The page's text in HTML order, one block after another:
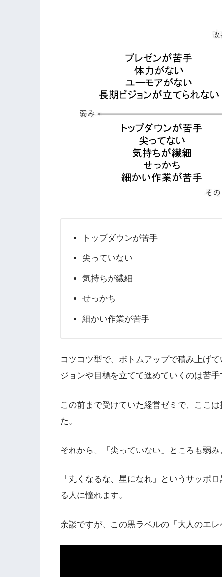
トップダウンが苦手
尖っていない
気持ちが繊細
せっかち
細かい作業が苦手
コツコツ型で、ボトムアップで積み上げ
ジョンや目標を立てて進めていくのは苦手
この前まで受けていた経営ゼミで、ここ
た。
それから、「尖っていない」ところも弱み
「丸くなるな、星になれ」というサッポ
る人に憧れます。
余談ですが、この黒ラベルの「大人のエレ